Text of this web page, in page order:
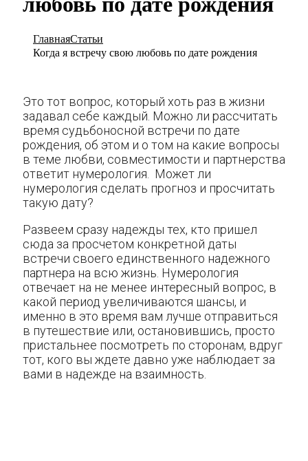
ГлавнаяСтатьи
Когда я встречу свою любовь по дате рождения
Это тот вопрос, который хоть раз в жизни
задавал себе каждый. Можно ли рассчитать
время судьбоносной встречи по дате
рождения, об этом и о том на какие вопросы
в теме любви, совместимости и партнерства
ответит нумерология. Может ли
нумерология сделать прогноз и просчитать
такую дату?
Развеем сразу надежды тех, кто пришел
сюда за просчетом конкретной даты
встречи своего единственного надежного
партнера на всю жизнь. Нумерология
отвечает на не менее интересный вопрос, в
какой период увеличиваются шансы, и
именно в это время вам лучше отправиться
в путешествие или, остановившись, просто
пристальнее посмотреть по сторонам, вдруг
тот, кого вы ждете давно уже наблюдает за
вами в надежде на взаимность.